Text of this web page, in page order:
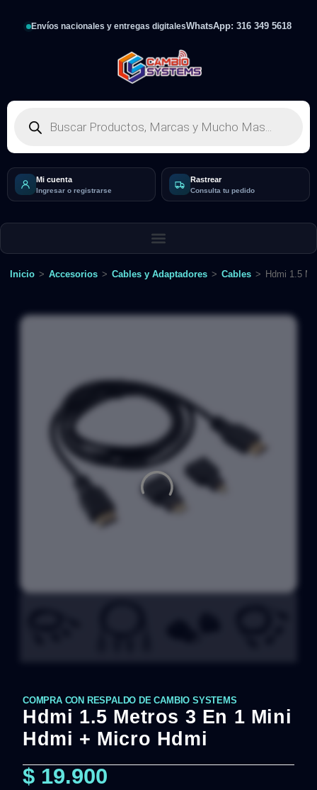
Envíos nacionales y entregas digitalesWhatsApp: 316 349 5618
Mi cuenta
Ingresar o registrarse
Rastrear
Consulta tu pedido
Inicio > Accesorios > Cables y Adaptadores > Cables > Hdmi 1.5
COMPRA CON RESPALDO DE CAMBIO SYSTEMS
Hdmi 1.5 Metros 3 En 1 Mini
Hdmi + Micro Hdmi
$ 19.900